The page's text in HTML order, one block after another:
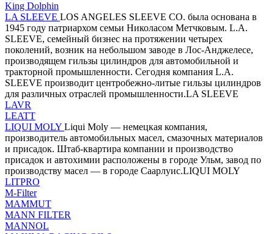
King Dolphin
LA SLEEVE LOS ANGELES SLEEVE CO. была основана в
1945 году патриархом семьи Николасом Метчковым. L.A.
SLEEVE, семейный бизнес на протяжении четырех
поколений, возник на небольшом заводе в Лос-Анджелесе,
производящем гильзы цилиндров для автомобильной и
тракторной промышленности. Сегодня компания L.A.
SLEEVE производит центробежно-литые гильзы цилиндров
для различных отраслей промышленности.LA SLEEVE
LAVR
LEATT
LIQUI MOLY Liqui Moly — немецкая компания,
производитель автомобильных масел, смазочных материалов
и присадок. Штаб-квартира компании и производство
присадок и автохимии расположены в городе Ульм, завод по
производству масел — в городе Саарлуис.LIQUI MOLY
LITPRO
M-Filter
MAMMUT
MANN FILTER
MANNOL